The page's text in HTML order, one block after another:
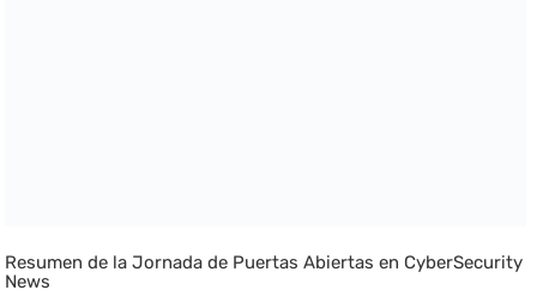
Resumen de la Jornada de Puertas Abiertas en CyberSecurity
News